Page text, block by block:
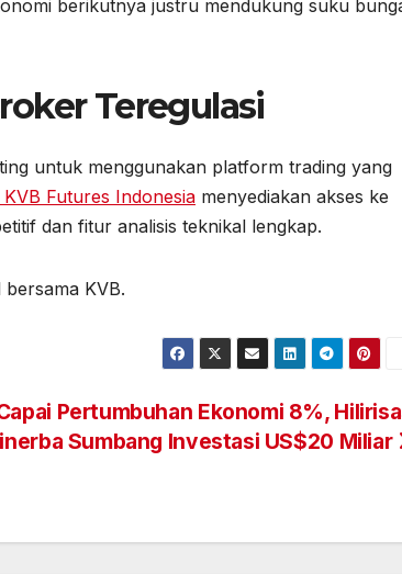
berikutnya justru mendukung suku
Teregulasi
untuk menggunakan platform trading yang
Futures Indonesia menyediakan akses ke
dan fitur analisis teknikal lengkap.
KVB.
Pertumbuhan Ekonomi 8%,
Sumbang Investasi US$20 Miliar